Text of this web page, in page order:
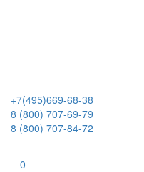
+7(495)669-68-38
8 (800) 707-69-79
8 (800) 707-84-72
0